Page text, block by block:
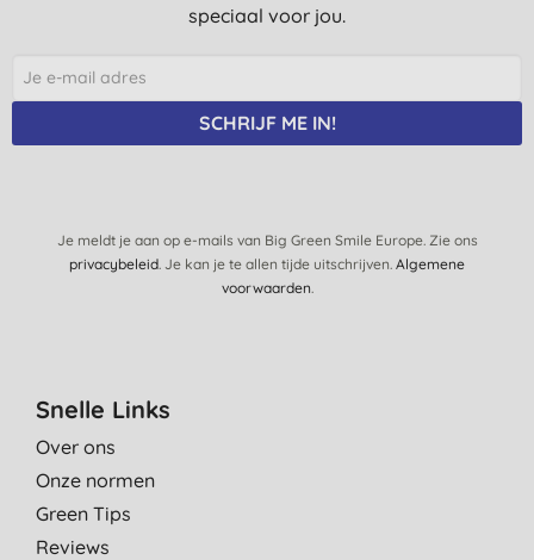
speciaal voor jou.
SCHRIJF ME IN!
Je meldt je aan op e-mails van Big Green Smile Europe. Zie ons
privacybeleid. Je kan je te allen tijde uitschrijven. Algemene
voorwaarden.
Snelle Links
Over ons
Onze normen
Green Tips
Reviews